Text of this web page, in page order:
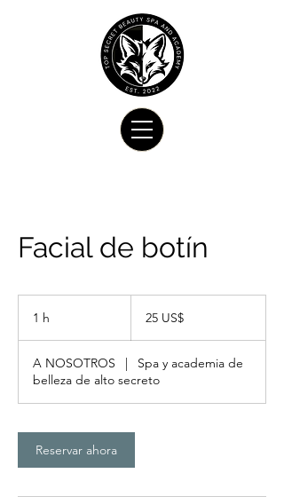
Facial de botín
1 h
estadounidenses
25 US$
A NOSOTROS |
Spa y academia de
belleza de alto secreto
Reservar ahora